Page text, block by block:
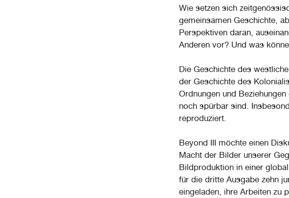
Wie setzen sich
gemeinsamen Geschichte,
Perspektiven daran,
Anderen vor? Und was
Die Geschichte des
der Geschichte des
Ordnungen und
noch spürbar sind.
reproduziert.
Beyond III möchte einen
Macht der Bilder unserer
Bildproduktion in einer
für die dritte Ausgabe zehn
eingeladen, ihre Arbeiten zu